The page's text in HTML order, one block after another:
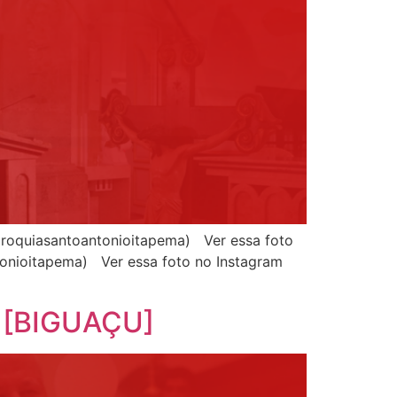
Ver essa foto
Ver essa foto no Instagram